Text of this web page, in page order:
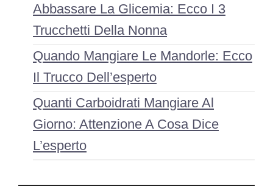
Abbassare La Glicemia: Ecco I 3
Trucchetti Della Nonna
Quando Mangiare Le Mandorle: Ecco
Il Trucco Dell’esperto
Quanti Carboidrati Mangiare Al
Giorno: Attenzione A Cosa Dice
L’esperto